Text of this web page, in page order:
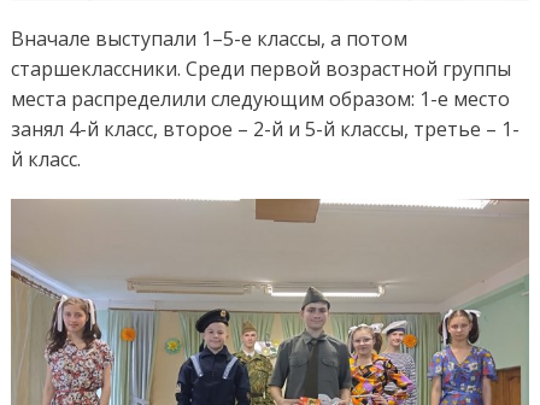
Вначале выступали 1–5-е классы, а потом
старшеклассники. Среди первой возрастной группы
места распределили следующим образом: 1-е место
занял 4-й класс, второе – 2-й и 5-й классы, третье – 1-
й класс.